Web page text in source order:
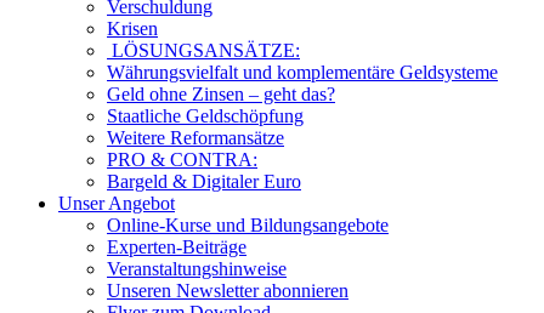
Verschuldung
Krisen
LÖSUNGSANSÄTZE:
Währungsvielfalt und komplementäre Geldsysteme
Geld ohne Zinsen – geht das?
Staatliche Geldschöpfung
Weitere Reformansätze
PRO & CONTRA:
Bargeld & Digitaler Euro
Unser Angebot
Online-Kurse und Bildungsangebote
Experten-Beiträge
Veranstaltungshinweise
Unseren Newsletter abonnieren